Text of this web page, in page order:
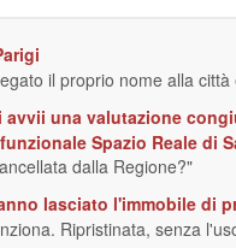
il proprio nome alla
avvii una valutazione
Spazio Reale di
dalla Regione?"
lasciato l'immobile di
Ripristinata, senza